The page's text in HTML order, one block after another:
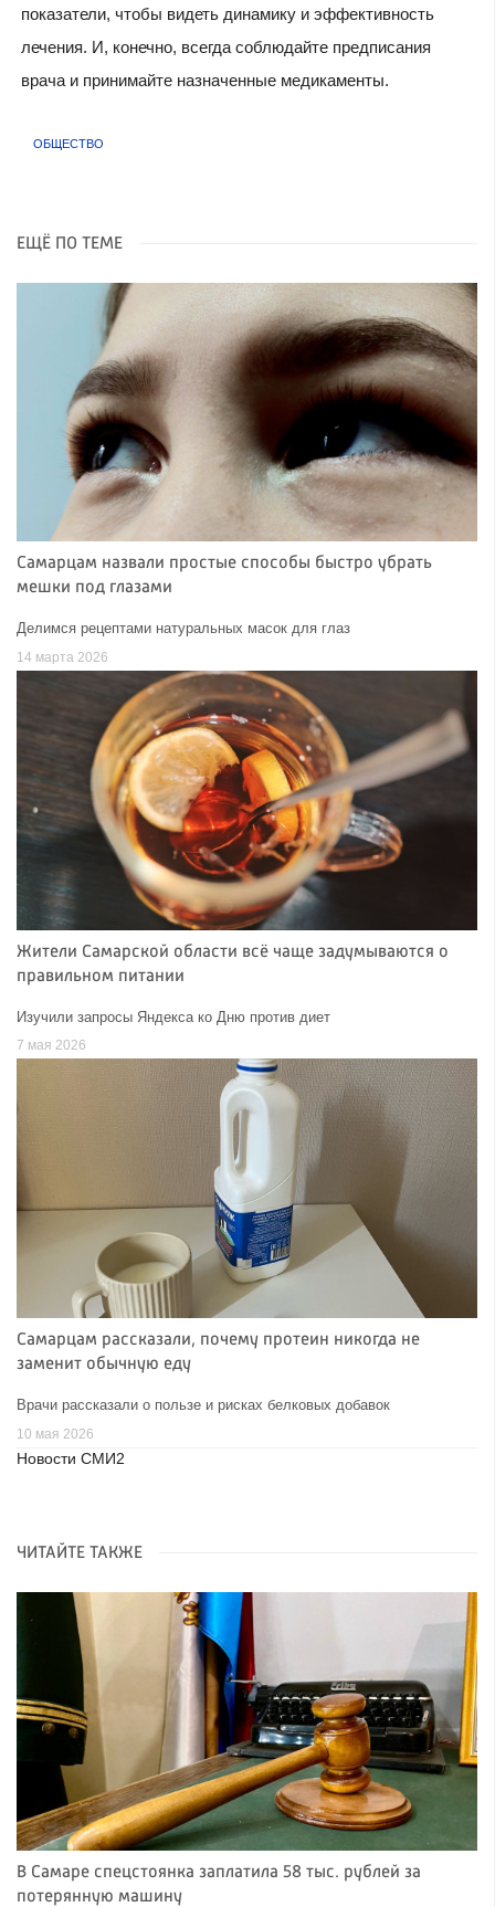
показатели, чтобы видеть динамику и эффективность
лечения. И, конечно, всегда соблюдайте предписания
врача и принимайте назначенные медикаменты.
ОБЩЕСТВО
ЕЩЁ ПО ТЕМЕ
Самарцам назвали простые способы быстро убрать
мешки под глазами
Делимся рецептами натуральных масок для глаз
14 марта 2026
Жители Самарской области всё чаще задумываются о
правильном питании
Изучили запросы Яндекса ко Дню против диет
7 мая 2026
Самарцам рассказали, почему протеин никогда не
заменит обычную еду
Врачи рассказали о пользе и рисках белковых добавок
10 мая 2026
Новости СМИ2
ЧИТАЙТЕ ТАКЖЕ
В Самаре спецстоянка заплатила 58 тыс. рублей за
потерянную машину